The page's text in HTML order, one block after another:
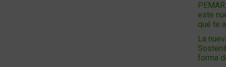
este
qué te
La
forma